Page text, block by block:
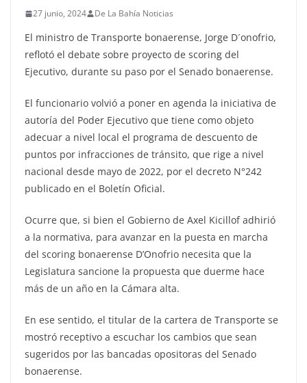
27 junio, 2024 De La Bahía Noticias
El ministro de Transporte bonaerense, Jorge D´onofrio,
reflotó el debate sobre proyecto de scoring del
Ejecutivo, durante su paso por el Senado bonaerense.
El funcionario volvió a poner en agenda la iniciativa de
autoría del Poder Ejecutivo que tiene como objeto
adecuar a nivel local el programa de descuento de
puntos por infracciones de tránsito, que rige a nivel
nacional desde mayo de 2022, por el decreto N°242
publicado en el Boletín Oficial.
Ocurre que, si bien el Gobierno de Axel Kicillof adhirió
a la normativa, para avanzar en la puesta en marcha
del scoring bonaerense D’Onofrio necesita que la
Legislatura sancione la propuesta que duerme hace
más de un año en la Cámara alta.
En ese sentido, el titular de la cartera de Transporte se
mostró receptivo a escuchar los cambios que sean
sugeridos por las bancadas opositoras del Senado
bonaerense.